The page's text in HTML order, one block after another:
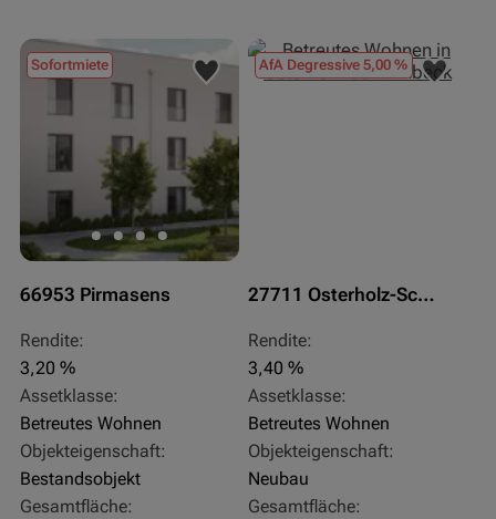
Sofortmiete
66953 Pirmasens
Rendite:
3,20 %
Assetklasse:
Betreutes Wohnen
Objekteigenschaft:
Bestandsobjekt
Gesamtfläche:
AfA Degressive 5,00 %
27711 Osterholz-Scharmbeck
Rendite:
3,40 %
Assetklasse:
Betreutes Wohnen
Objekteigenschaft:
Neubau
Gesamtfläche: